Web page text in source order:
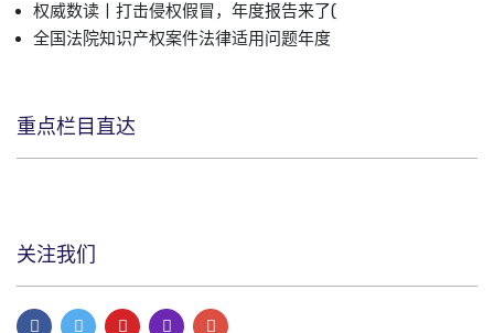
权威数读丨打击侵权假冒，年度报告来了(
全国法院知识产权案件法律适用问题年度
重点栏目直达
关注我们